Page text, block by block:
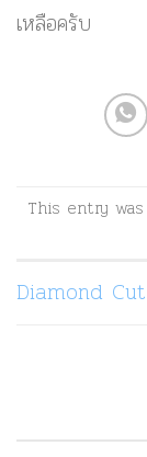
เหลือครับ
This entry
Diamond